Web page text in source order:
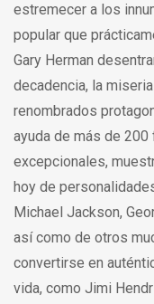
estremecer a los
popular que
Gary Herman
decadencia, la
renombrados
ayuda de más de
excepcionales,
hoy de
Michael Jackson,
así como de otros
convertirse en
vida, como Jimi